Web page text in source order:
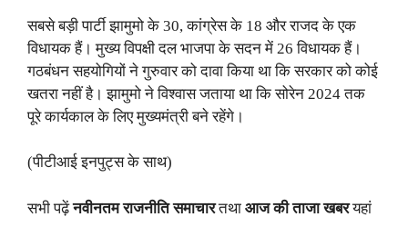
सबसे बड़ी पार्टी झामुमो के 30, कांग्रेस के 18 और राजद के एक
विधायक हैं। मुख्य विपक्षी दल भाजपा के सदन में 26 विधायक हैं।
गठबंधन सहयोगियों ने गुरुवार को दावा किया था कि सरकार को कोई
खतरा नहीं है। झामुमो ने विश्वास जताया था कि सोरेन 2024 तक
पूरे कार्यकाल के लिए मुख्यमंत्री बने रहेंगे।
(पीटीआई इनपुट्स के साथ)
सभी पढ़ेंनवीनतम राजनीति समाचारतथा आज की ताजा खबरयहां